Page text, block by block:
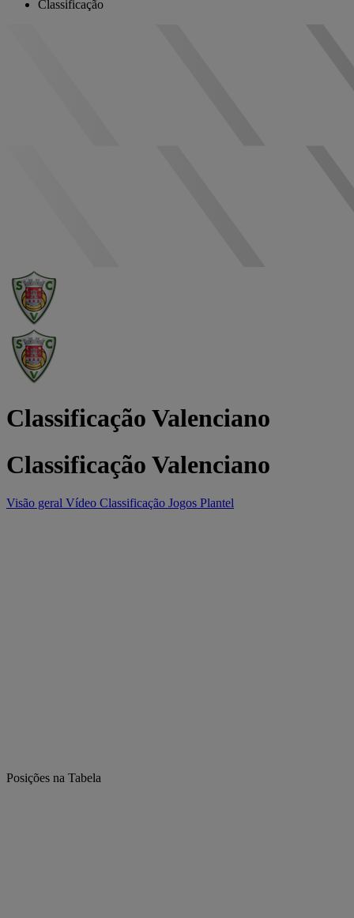
Classificação
Classificação Valenciano
Classificação Valenciano
Visão geral Vídeo Classificação Jogos Plantel
Posições na Tabela